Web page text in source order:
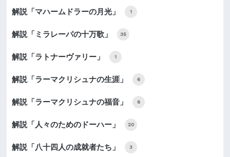
解説「マハームドラーの月光」 1
解説「ミラレーパの十万歌」 35
解説「ラトナーヴァリー」 1
解説「ラーマクリシュナの生涯」 6
解説「ラーマクリシュナの福音」 6
解説「人々のためのドーハー」 20
解説「八十四人の成就者たち」 3